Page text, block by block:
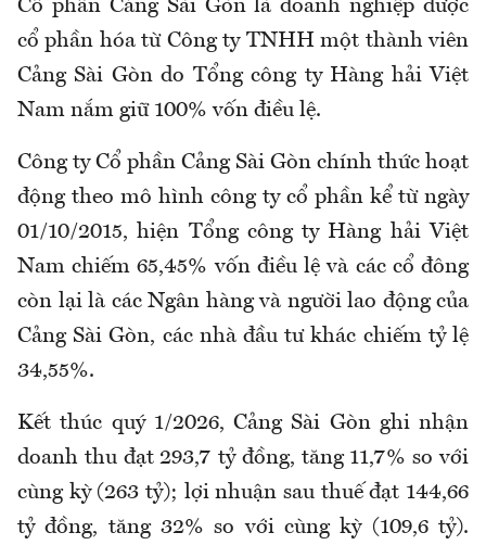
Cổ phần Cảng Sài Gòn là doanh nghiệp được
cổ phần hóa từ Công ty TNHH một thành viên
Cảng Sài Gòn do Tổng công ty Hàng hải Việt
Nam nắm giữ 100% vốn điều lệ.
Công ty Cổ phần Cảng Sài Gòn chính thức hoạt
động theo mô hình công ty cổ phần kể từ ngày
01/10/2015, hiện Tổng công ty Hàng hải Việt
Nam chiếm 65,45% vốn điều lệ và các cổ đông
còn lại là các Ngân hàng và người lao động của
Cảng Sài Gòn, các nhà đầu tư khác chiếm tỷ lệ
34,55%.
Kết thúc quý 1/2026, Cảng Sài Gòn ghi nhận
doanh thu đạt 293,7 tỷ đồng, tăng 11,7% so với
cùng kỳ (263 tỷ); lợi nhuận sau thuế đạt 144,66
tỷ đồng, tăng 32% so với cùng kỳ (109,6 tỷ).